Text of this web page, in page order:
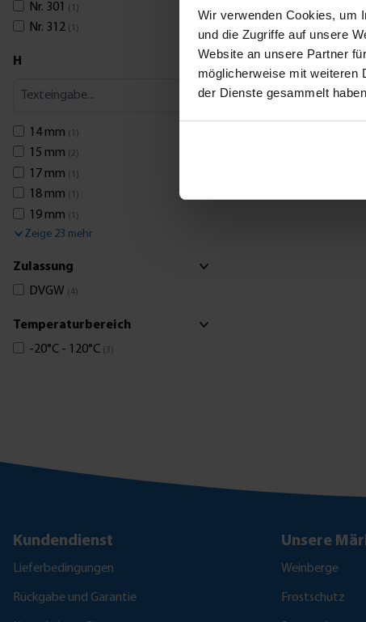
Wir verwenden Cookies, um
und die Zugriffe auf unsere
Website an unsere Partner
möglicherweise mit weiteren
der Dienste gesammelt
Nr. 301 (1)
Nr. 312 (1)
H
14 mm (1)
15 mm (2)
17 mm (1)
18 mm (1)
19 mm (1)
Zeige 23 mehr
Zulassung
DVGW (4)
Temperaturbereich
-20°C - 120°C (3)
Kundendienst
Lieferbedingungen
Rückgabe und Garantie
Unsere
Weinberge
Frostschutz